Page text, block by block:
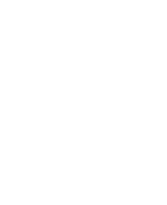
4.0 TFSI
al chilometraggio